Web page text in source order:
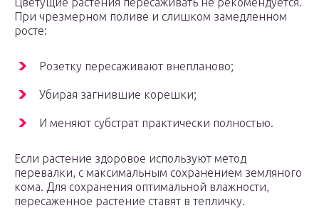
При чрезмерном поливе и слишком замедленном
росте:
Розетку пересаживают внепланово;
Убирая загнившие корешки;
И меняют субстрат практически полностью.
Если растение здоровое используют метод
перевалки, с максимальным сохранением земляного
кома. Для сохранения оптимальной влажности,
пересаженное растение ставят в тепличку.